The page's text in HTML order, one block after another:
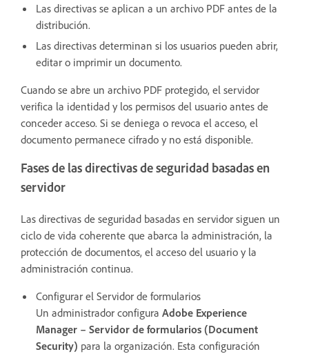
Las directivas se aplican a un archivo PDF antes de la
distribución.
Las directivas determinan si los usuarios pueden abrir,
editar o imprimir un documento.
Cuando se abre un archivo PDF protegido, el servidor
verifica la identidad y los permisos del usuario antes de
conceder acceso. Si se deniega o revoca el acceso, el
documento permanece cifrado y no está disponible.
Fases de las directivas de seguridad basadas en
servidor
Las directivas de seguridad basadas en servidor siguen un
ciclo de vida coherente que abarca la administración, la
protección de documentos, el acceso del usuario y la
administración continua.
Configurar el Servidor de formularios
Un administrador configura Adobe Experience
Manager – Servidor de formularios (Document
Security) para la organización. Esta configuración